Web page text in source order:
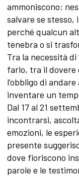
ammoniscono:
salvare se stesso,
perché qualcun
tenebra o si
Tra la necessità
farlo, tra il dovere
l'obbligo di
inventare un
Dal 17 al 21
incontrarsi,
emozioni, le
presente
dove fioriscono
parole e le